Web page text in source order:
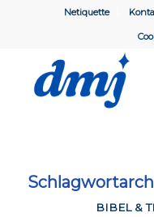
Netiquette
BIBEL &